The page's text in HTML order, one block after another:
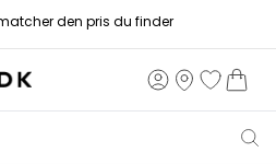
den pris du finder